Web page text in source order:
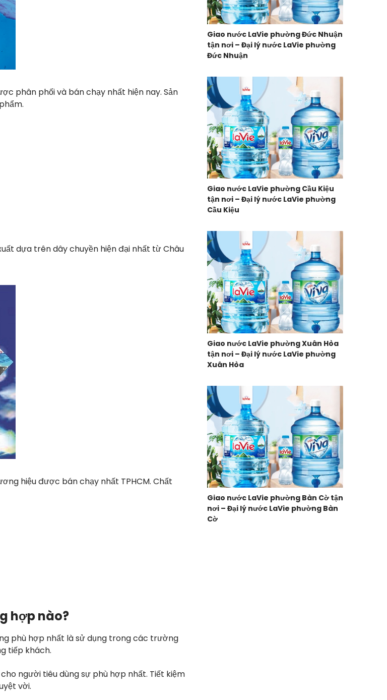
phân phối và bán chạy nhất hiện nay. Sản
dựa trên dây chuyền hiện đại nhất từ Châu
hiệu được bán chạy nhất TPHCM. Chất
hợp nào?
phù hợp nhất là sử dụng trong các trường
tiếp khách.
người tiêu dùng sự phù hợp nhất. Tiết kiệm
vời.
Giao nước LaVie phường Đức Nhuận
tận nơi – Đại lý nước LaVie phường
Đức Nhuận
Giao nước LaVie phường Cầu Kiệu
tận nơi – Đại lý nước LaVie phường
Cầu Kiệu
Giao nước LaVie phường Xuân Hòa
tận nơi – Đại lý nước LaVie phường
Xuân Hòa
Giao nước LaVie phường Bàn Cờ tận
nơi – Đại lý nước LaVie phường Bàn
Cờ